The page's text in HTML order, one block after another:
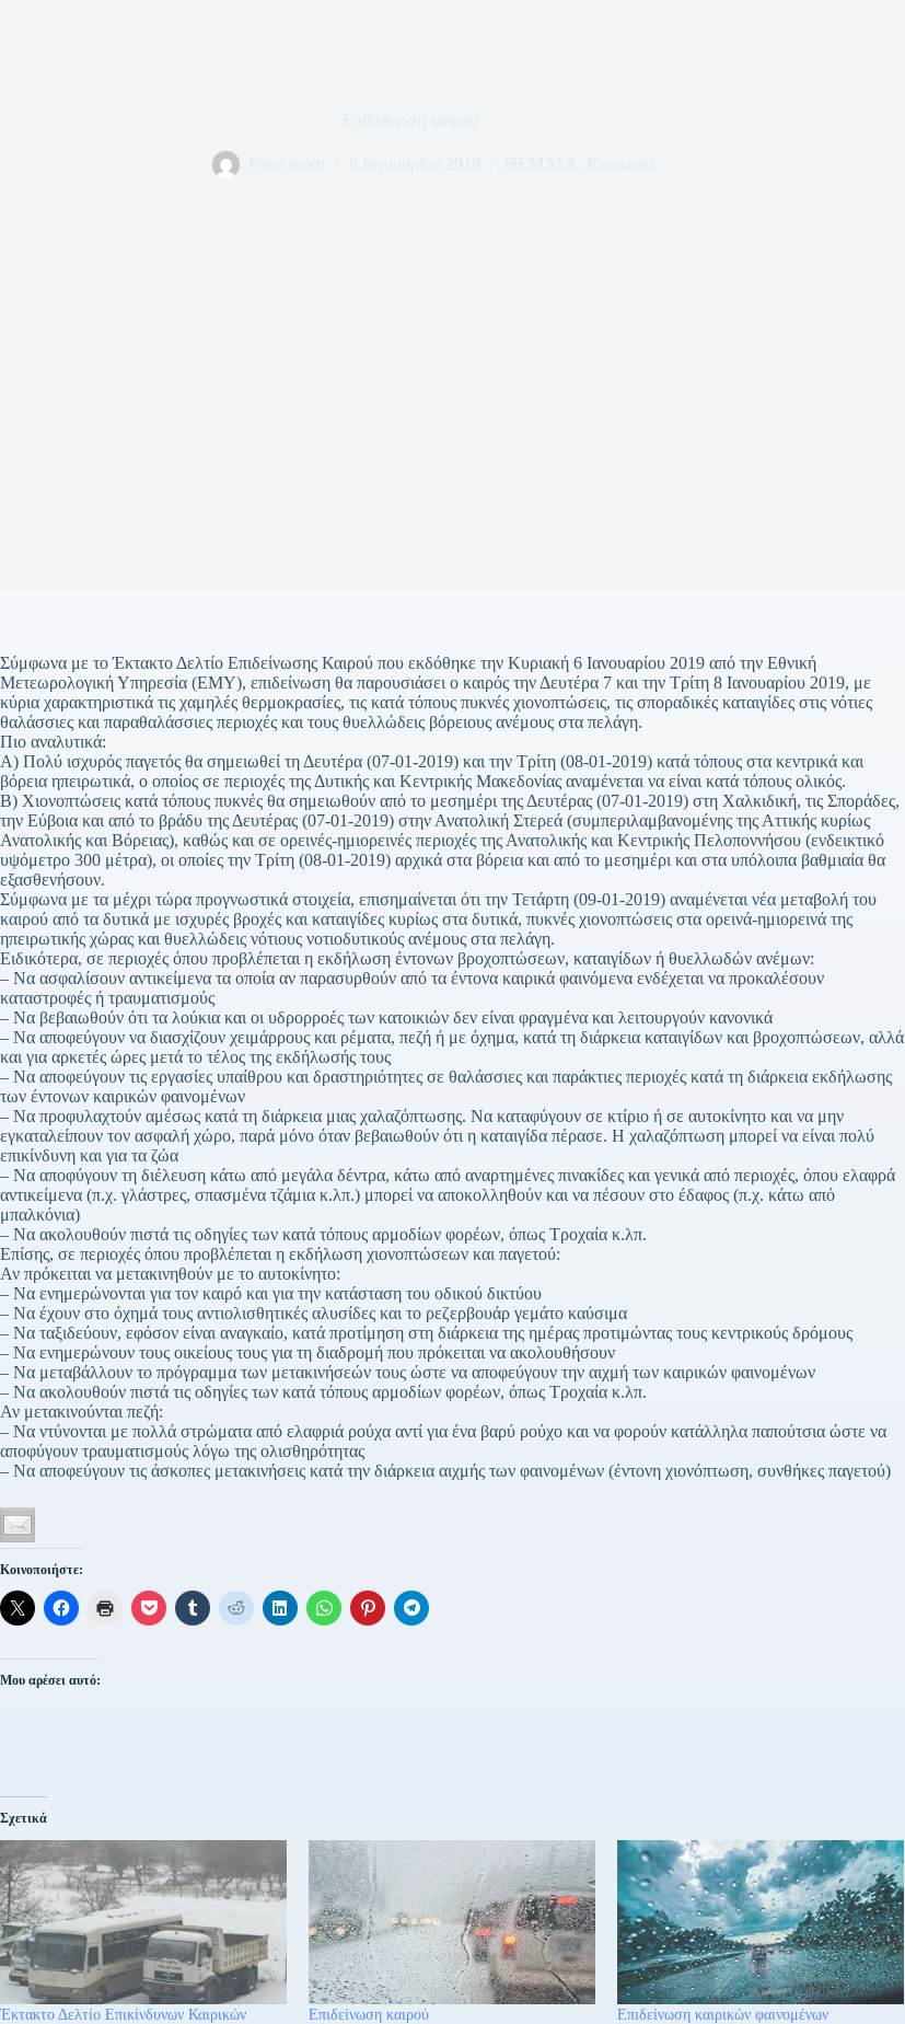
Σύμφωνα με το Έκτακτο Δελτίο Επιδείνωσης Καιρού που εκδόθηκε την Κυριακή 6 Ιανουαρίου 2019 από την Εθνική
Μετεωρολογική Υπηρεσία (ΕΜΥ), επιδείνωση θα παρουσιάσει ο καιρός την Δευτέρα 7 και την Τρίτη 8 Ιανουαρίου 2019, με
κύρια χαρακτηριστικά τις χαμηλές θερμοκρασίες, τις κατά τόπους πυκνές χιονοπτώσεις, τις σποραδικές καταιγίδες στις νότιες
θαλάσσιες και παραθαλάσσιες περιοχές και τους θυελλώδεις βόρειους ανέμους στα πελάγη.
Πιο αναλυτικά:
Α) Πολύ ισχυρός παγετός θα σημειωθεί τη Δευτέρα (07-01-2019) και την Τρίτη (08-01-2019) κατά τόπους στα κεντρικά και
βόρεια ηπειρωτικά, ο οποίος σε περιοχές της Δυτικής και Κεντρικής Μακεδονίας αναμένεται να είναι κατά τόπους ολικός.
Β) Χιονοπτώσεις κατά τόπους πυκνές θα σημειωθούν από το μεσημέρι της Δευτέρας (07-01-2019) στη Χαλκιδική, τις Σποράδες,
την Εύβοια και από το βράδυ της Δευτέρας (07-01-2019) στην Ανατολική Στερεά (συμπεριλαμβανομένης της Αττικής κυρίως
Ανατολικής και Βόρειας), καθώς και σε ορεινές-ημιορεινές περιοχές της Ανατολικής και Κεντρικής Πελοποννήσου (ενδεικτικό
υψόμετρο 300 μέτρα), οι οποίες την Τρίτη (08-01-2019) αρχικά στα βόρεια και από το μεσημέρι και στα υπόλοιπα βαθμιαία θα
εξασθενήσουν.
Σύμφωνα με τα μέχρι τώρα προγνωστικά στοιχεία, επισημαίνεται ότι την Τετάρτη (09-01-2019) αναμένεται νέα μεταβολή του
καιρού από τα δυτικά με ισχυρές βροχές και καταιγίδες κυρίως στα δυτικά, πυκνές χιονοπτώσεις στα ορεινά-ημιορεινά της
ηπειρωτικής χώρας και θυελλώδεις νότιους νοτιοδυτικούς ανέμους στα πελάγη.
Ειδικότερα, σε περιοχές όπου προβλέπεται η εκδήλωση έντονων βροχοπτώσεων, καταιγίδων ή θυελλωδών ανέμων:
– Να ασφαλίσουν αντικείμενα τα οποία αν παρασυρθούν από τα έντονα καιρικά φαινόμενα ενδέχεται να προκαλέσουν
καταστροφές ή τραυματισμούς
– Να βεβαιωθούν ότι τα λούκια και οι υδρορροές των κατοικιών δεν είναι φραγμένα και λειτουργούν κανονικά
– Να αποφεύγουν να διασχίζουν χειμάρρους και ρέματα, πεζή ή με όχημα, κατά τη διάρκεια καταιγίδων και βροχοπτώσεων, αλλά
και για αρκετές ώρες μετά το τέλος της εκδήλωσής τους
– Να αποφεύγουν τις εργασίες υπαίθρου και δραστηριότητες σε θαλάσσιες και παράκτιες περιοχές κατά τη διάρκεια εκδήλωσης
των έντονων καιρικών φαινομένων
– Να προφυλαχτούν αμέσως κατά τη διάρκεια μιας χαλαζόπτωσης. Να καταφύγουν σε κτίριο ή σε αυτοκίνητο και να μην
εγκαταλείπουν τον ασφαλή χώρο, παρά μόνο όταν βεβαιωθούν ότι η καταιγίδα πέρασε. Η χαλαζόπτωση μπορεί να είναι πολύ
επικίνδυνη και για τα ζώα
– Να αποφύγουν τη διέλευση κάτω από μεγάλα δέντρα, κάτω από αναρτημένες πινακίδες και γενικά από περιοχές, όπου ελαφρά
αντικείμενα (π.χ. γλάστρες, σπασμένα τζάμια κ.λπ.) μπορεί να αποκολληθούν και να πέσουν στο έδαφος (π.χ. κάτω από
μπαλκόνια)
– Να ακολουθούν πιστά τις οδηγίες των κατά τόπους αρμοδίων φορέων, όπως Τροχαία κ.λπ.
Επίσης, σε περιοχές όπου προβλέπεται η εκδήλωση χιονοπτώσεων και παγετού:
Αν πρόκειται να μετακινηθούν με το αυτοκίνητο:
– Να ενημερώνονται για τον καιρό και για την κατάσταση του οδικού δικτύου
– Να έχουν στο όχημά τους αντιολισθητικές αλυσίδες και το ρεζερβουάρ γεμάτο καύσιμα
– Να ταξιδεύουν, εφόσον είναι αναγκαίο, κατά προτίμηση στη διάρκεια της ημέρας προτιμώντας τους κεντρικούς δρόμους
– Να ενημερώνουν τους οικείους τους για τη διαδρομή που πρόκειται να ακολουθήσουν
– Να μεταβάλλουν το πρόγραμμα των μετακινήσεών τους ώστε να αποφεύγουν την αιχμή των καιρικών φαινομένων
– Να ακολουθούν πιστά τις οδηγίες των κατά τόπους αρμοδίων φορέων, όπως Τροχαία κ.λπ.
Αν μετακινούνται πεζή:
– Να ντύνονται με πολλά στρώματα από ελαφριά ρούχα αντί για ένα βαρύ ρούχο και να φορούν κατάλληλα παπούτσια ώστε να
αποφύγουν τραυματισμούς λόγω της ολισθηρότητας
– Να αποφεύγουν τις άσκοπες μετακινήσεις κατά την διάρκεια αιχμής των φαινομένων (έντονη χιονόπτωση, συνθήκες παγετού)
Κοινοποιήστε:
Μου αρέσει αυτό:
Σχετικά
Έκτακτο Δελτίο Επικίνδυνων Καιρικών
Επιδείνωση καιρού
Επιδείνωση καιρικών φαινομένων